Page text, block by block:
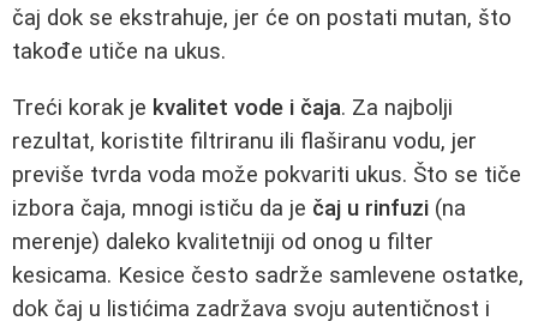
čaj dok se ekstrahuje, jer će on postati mutan, što
takođe utiče na ukus.
Treći korak je kvalitet vode i čaja. Za najbolji
rezultat, koristite filtriranu ili flaširanu vodu, jer
previše tvrda voda može pokvariti ukus. Što se tiče
izbora čaja, mnogi ističu da je čaj u rinfuzi (na
merenje) daleko kvalitetniji od onog u filter
kesicama. Kesice često sadrže samlevene ostatke,
dok čaj u listićima zadržava svoju autentičnost i